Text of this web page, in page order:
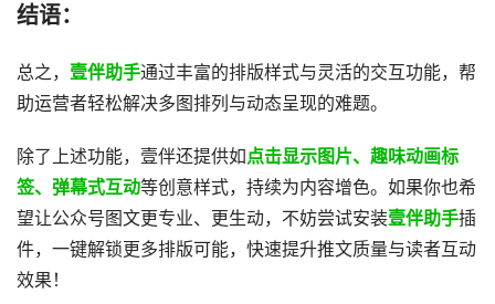
结语：
总之， 壹伴助手通过丰富的排版样式与灵活的交互功能，帮
助运营者轻松解决多图排列与动态呈现的难题。
除了上述功能，壹伴还提供如点击显示图片、趣味动画标
签、弹幕式互动等创意样式，持续为内容增色。如果你也希
望让公众号图文更专业、更生动，不妨尝试安装壹伴助手插
件，一键解锁更多排版可能，快速提升推文质量与读者互动
效果！